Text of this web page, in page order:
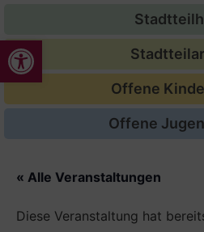
Werkzeugleiste öffnen
Offene
Offene
« Alle Veranstaltungen
Diese Veranstaltung hat